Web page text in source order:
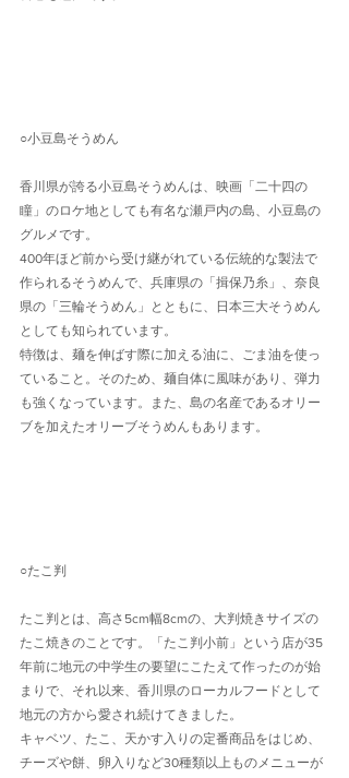
○小豆島そうめん
香川県が誇る小豆島そうめんは、映画「二十四の
瞳」のロケ地としても有名な瀬戸内の島、小豆島の
グルメです。
400年ほど前から受け継がれている伝統的な製法で
作られるそうめんで、兵庫県の「揖保乃糸」、奈良
県の「三輪そうめん」とともに、日本三大そうめん
としても知られています。
特徴は、麺を伸ばす際に加える油に、ごま油を使っ
ていること。そのため、麺自体に風味があり、弾力
も強くなっています。また、島の名産であるオリー
ブを加えたオリーブそうめんもあります。
○たこ判
たこ判とは、高さ5cm幅8cmの、大判焼きサイズの
たこ焼きのことです。「たこ判小前」という店が35
年前に地元の中学生の要望にこたえて作ったのが始
まりで、それ以来、香川県のローカルフードとして
地元の方から愛され続けてきました。
キャベツ、たこ、天かす入りの定番商品をはじめ、
チーズや餅、卵入りなど30種類以上ものメニューが